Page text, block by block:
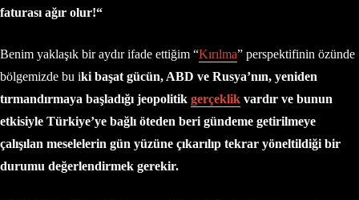
faturası ağır olur!“
Benim yaklaşık bir aydır ifade ettiğim “Kırılma” perspektifinin özünde
bölgemizde bu iki başat gücün, ABD ve Rusya’nın, yeniden
tırmandırmaya başladığı jeopolitik gerçeklik vardır ve bunun
etkisiyle Türkiye’ye bağlı öteden beri gündeme getirilmeye
çalışılan meselelerin gün yüzüne çıkarılıp tekrar yöneltildiği bir
durumu değerlendirmek gerekir.